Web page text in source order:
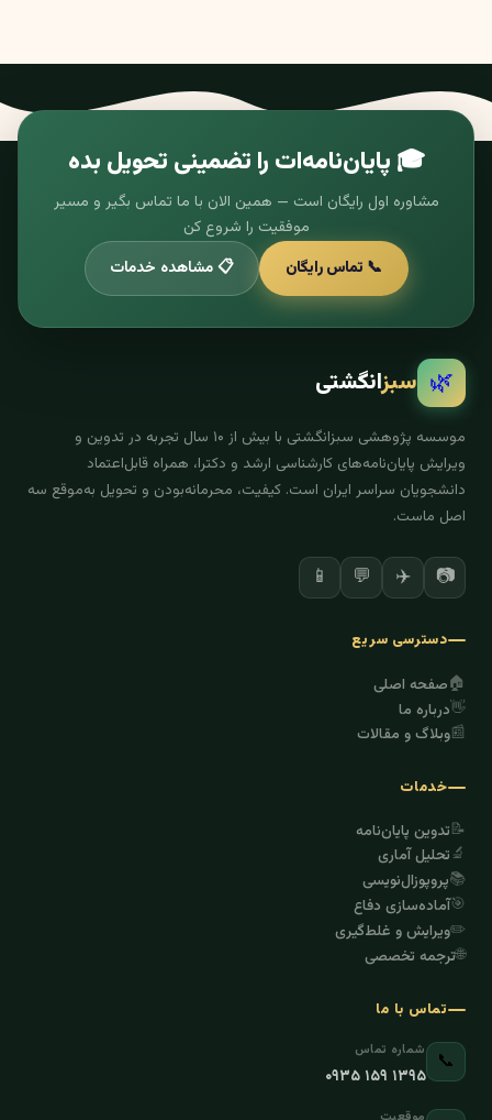
🎓 پایان‌نامه‌ات را تضمینی تحویل بده
مشاوره اول رایگان است — همین الان با ما تماس بگیر و مسیر
موفقیت را شروع کن
📞 تماس رایگان
📋 مشاهده خدمات
🌿 سبزانگشتی
موسسه پژوهشی سبزانگشتی با بیش از ۱۰ سال تجربه در تدوین و
ویرایش پایان‌نامه‌های کارشناسی ارشد و دکترا، همراه قابل‌اعتماد
دانشجویان سراسر ایران است. کیفیت، محرمانه‌بودن و تحویل به‌موقع سه
اصل ماست.
📷
✈️
💬
📱
دسترسی سریع
🏠صفحه اصلی
👋درباره ما
📰وبلاگ و مقالات
خدمات
📝تدوین پایان‌نامه
🔬تحلیل آماری
📚پروپوزال‌نویسی
🎯آماده‌سازی دفاع
✏️ویرایش و غلط‌گیری
🌐ترجمه تخصصی
تماس با ما
📞 شماره تماس
۰۹۳۵ ۱۵۹ ۱۳۹۵